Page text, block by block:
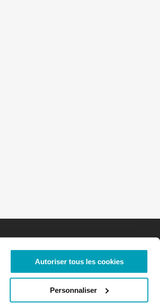
Autoriser tous les cookies
Personnaliser